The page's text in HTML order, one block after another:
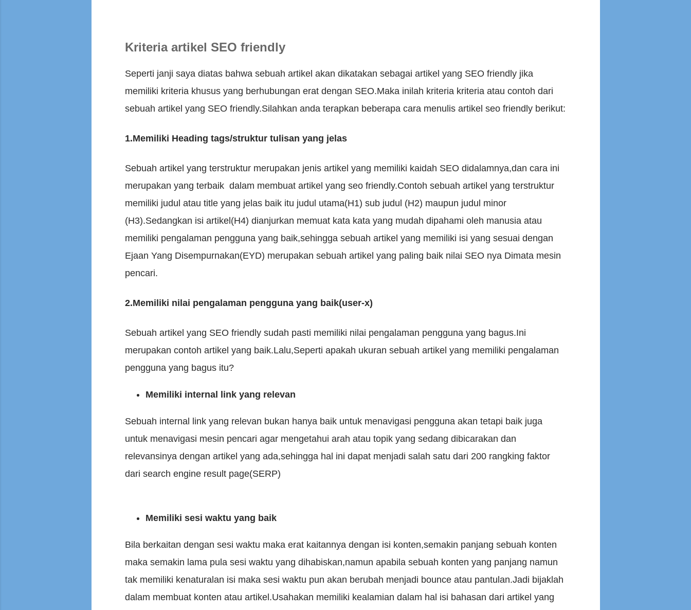
Kriteria artikel SEO friendly
Seperti janji saya diatas bahwa sebuah artikel akan dikatakan sebagai artikel yang SEO friendly jika
memiliki kriteria khusus yang berhubungan erat dengan SEO.Maka inilah kriteria kriteria atau contoh dari
sebuah artikel yang SEO friendly.Silahkan anda terapkan beberapa cara menulis artikel seo friendly berikut:
1.Memiliki Heading tags/struktur tulisan yang jelas
Sebuah artikel yang terstruktur merupakan jenis artikel yang memiliki kaidah SEO didalamnya,dan cara ini
merupakan yang terbaik dalam membuat artikel yang seo friendly.Contoh sebuah artikel yang terstruktur
memiliki judul atau title yang jelas baik itu judul utama(H1) sub judul (H2) maupun judul minor
(H3).Sedangkan isi artikel(H4) dianjurkan memuat kata kata yang mudah dipahami oleh manusia atau
memiliki pengalaman pengguna yang baik,sehingga sebuah artikel yang memiliki isi yang sesuai dengan
Ejaan Yang Disempurnakan(EYD) merupakan sebuah artikel yang paling baik nilai SEO nya Dimata mesin
pencari.
2.Memiliki nilai pengalaman pengguna yang baik(user-x)
Sebuah artikel yang SEO friendly sudah pasti memiliki nilai pengalaman pengguna yang bagus.Ini
merupakan contoh artikel yang baik.Lalu,Seperti apakah ukuran sebuah artikel yang memiliki pengalaman
pengguna yang bagus itu?
Memiliki internal link yang relevan
Sebuah internal link yang relevan bukan hanya baik untuk menavigasi pengguna akan tetapi baik juga
untuk menavigasi mesin pencari agar mengetahui arah atau topik yang sedang dibicarakan dan
relevansinya dengan artikel yang ada,sehingga hal ini dapat menjadi salah satu dari 200 rangking faktor
dari search engine result page(SERP)
Memiliki sesi waktu yang baik
Bila berkaitan dengan sesi waktu maka erat kaitannya dengan isi konten,semakin panjang sebuah konten
maka semakin lama pula sesi waktu yang dihabiskan,namun apabila sebuah konten yang panjang namun
tak memiliki kenaturalan isi maka sesi waktu pun akan berubah menjadi bounce atau pantulan.Jadi bijaklah
dalam membuat konten atau artikel.Usahakan memiliki kealamian dalam hal isi bahasan dari artikel yang